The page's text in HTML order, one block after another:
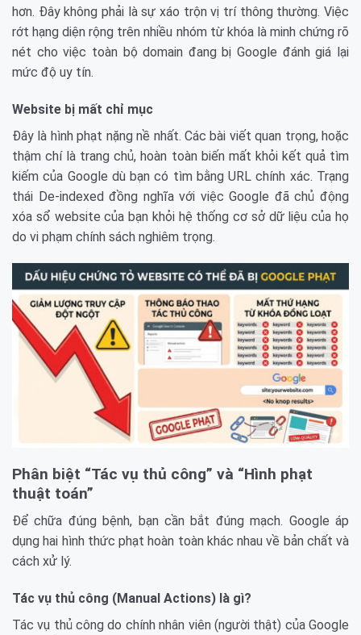
hơn. Đây không phải là sự xáo trộn vị trí thông thường. Việc
rớt hạng diện rộng trên nhiều nhóm từ khóa là minh chứng rõ
nét cho việc toàn bộ domain đang bị Google đánh giá lại
mức độ uy tín.
Website bị mất chỉ mục
Đây là hình phạt nặng nề nhất. Các bài viết quan trọng, hoặc
thậm chí là trang chủ, hoàn toàn biến mất khỏi kết quả tìm
kiếm của Google dù bạn có tìm bằng URL chính xác. Trạng
thái De-indexed đồng nghĩa với việc Google đã chủ động
xóa sổ website của bạn khỏi hệ thống cơ sở dữ liệu của họ
do vi phạm chính sách nghiêm trọng.
Phân biệt “Tác vụ thủ công” và “Hình phạt
thuật toán”
Để chữa đúng bệnh, bạn cần bắt đúng mạch. Google áp
dụng hai hình thức phạt hoàn toàn khác nhau về bản chất và
cách xử lý.
Tác vụ thủ công (Manual Actions) là gì?
Tác vụ thủ công do chính nhân viên (người thật) của Google